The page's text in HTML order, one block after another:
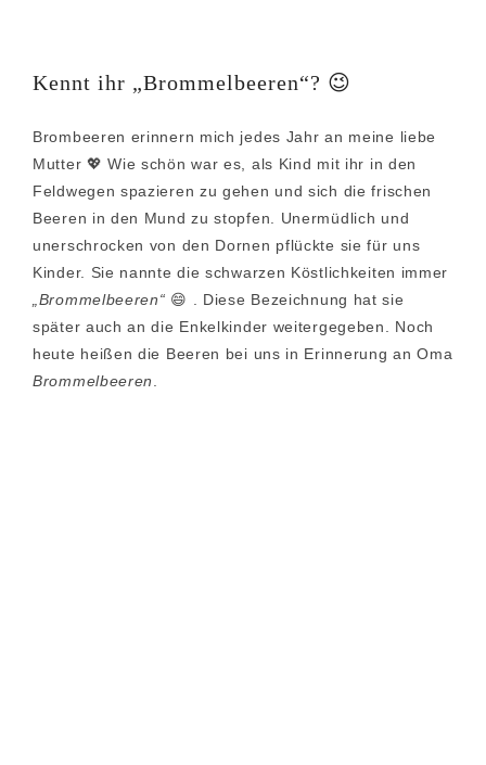
Kennt ihr „Brommelbeeren“? 😉
Brombeeren erinnern mich jedes Jahr an meine liebe
Mutter 💖 Wie schön war es, als Kind mit ihr in den
Feldwegen spazieren zu gehen und sich die frischen
Beeren in den Mund zu stopfen. Unermüdlich und
unerschrocken von den Dornen pflückte sie für uns
Kinder. Sie nannte die schwarzen Köstlichkeiten immer
„Brommelbeeren“ 😄 . Diese Bezeichnung hat sie
später auch an die Enkelkinder weitergegeben. Noch
heute heißen die Beeren bei uns in Erinnerung an Oma
Brommelbeeren